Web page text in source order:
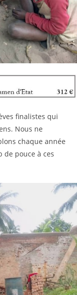
finalistes qui
Nous ne
chaque année
de pouce à ces